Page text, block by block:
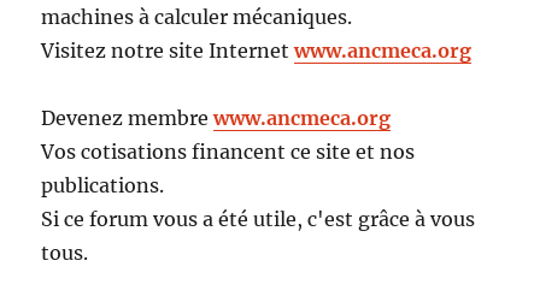
machines à calculer mécaniques.
Visitez notre site Internetwww.ancmeca.org
Devenez membrewww.ancmeca.org
Vos cotisations financent ce site et nos
publications.
Si ce forum vous a été utile, c'est grâce à vous
tous.